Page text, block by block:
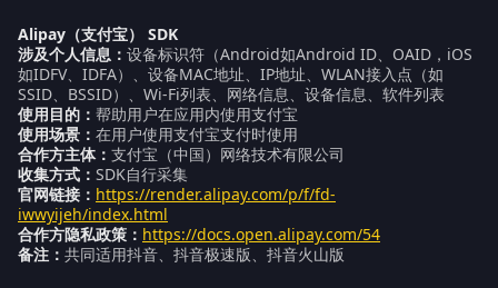
Alipay（支付宝） SDK
涉及个人信息： 设备标识符（Android如Android ID、OAID，iOS
如IDFV、IDFA）、设备MAC地址、IP地址、WLAN接入点（如
SSID、BSSID）、Wi-Fi列表、网络信息、设备信息、软件列表
使用目的： 帮助用户在应用内使用支付宝
使用场景： 在用户使用支付宝支付时使用
合作方主体： 支付宝（中国）网络技术有限公司
收集方式： SDK自行采集
官网链接： https://render.alipay.com/p/f/fd-
iwwyijeh/index.html
合作方隐私政策： https://docs.open.alipay.com/54
备注： 共同适用抖音、抖音极速版、抖音火山版